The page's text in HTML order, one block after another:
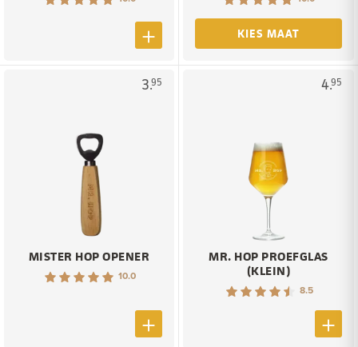
KIES MAAT
3.95
MISTER HOP OPENER
10.0
4.95
MR. HOP PROEFGLAS
(KLEIN)
8.5